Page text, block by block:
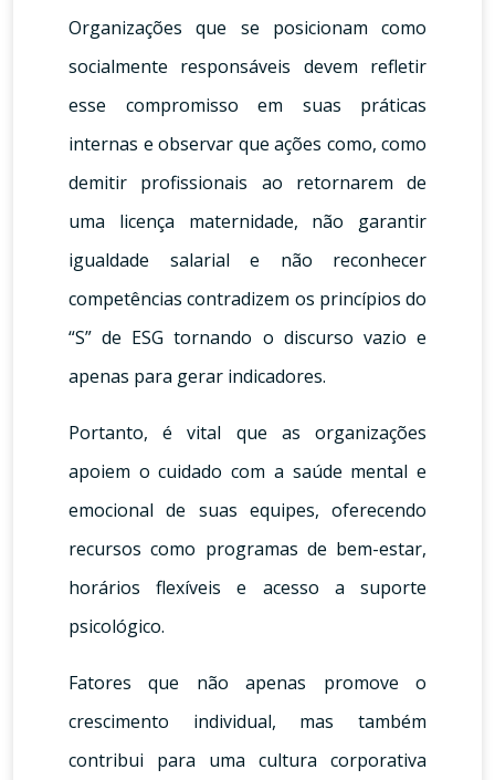
Organizações que se posicionam como
socialmente responsáveis devem refletir
esse compromisso em suas práticas
internas e observar que ações como, como
demitir profissionais ao retornarem de
uma licença maternidade, não garantir
igualdade salarial e não reconhecer
competências contradizem os princípios do
“S” de ESG tornando o discurso vazio e
apenas para gerar indicadores.
Portanto, é vital que as organizações
apoiem o cuidado com a saúde mental e
emocional de suas equipes, oferecendo
recursos como programas de bem-estar,
horários flexíveis e acesso a suporte
psicológico.
Fatores que não apenas promove o
crescimento individual, mas também
contribui para uma cultura corporativa